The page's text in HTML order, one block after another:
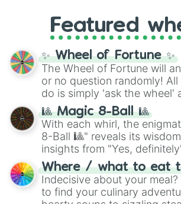
GRL, and A NEWER DAWN,
full judetrack series.
Featured
✨ Wheel of Fortune ✨
The Wheel of Fortune will
or no question randomly!
do is simply 'ask the wheel'
question, then spin the
be given an answer.
🎱 Magic 8-Ball 🎱
With each whirl, the
8-Ball 🎱" reveals its
insights from "Yes,
doubtful." Seek guidance,
unknown, and find your
whimsical journey of
Where / what to eat
Indecisive about your
to find your culinary